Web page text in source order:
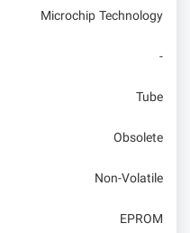
تنظیم و
Microchip Technology
-
Tube
Obsolete
Non-Volatile
EPROM